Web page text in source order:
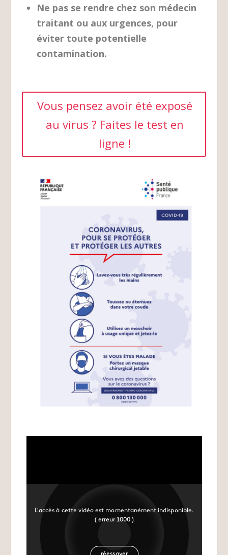
Ne pas se rendre chez son médecin
traitant ou aux urgences, pour
éviter toute potentielle
contamination.
Vous pensez avoir été exposé
au virus ? Faites le test en
ligne !